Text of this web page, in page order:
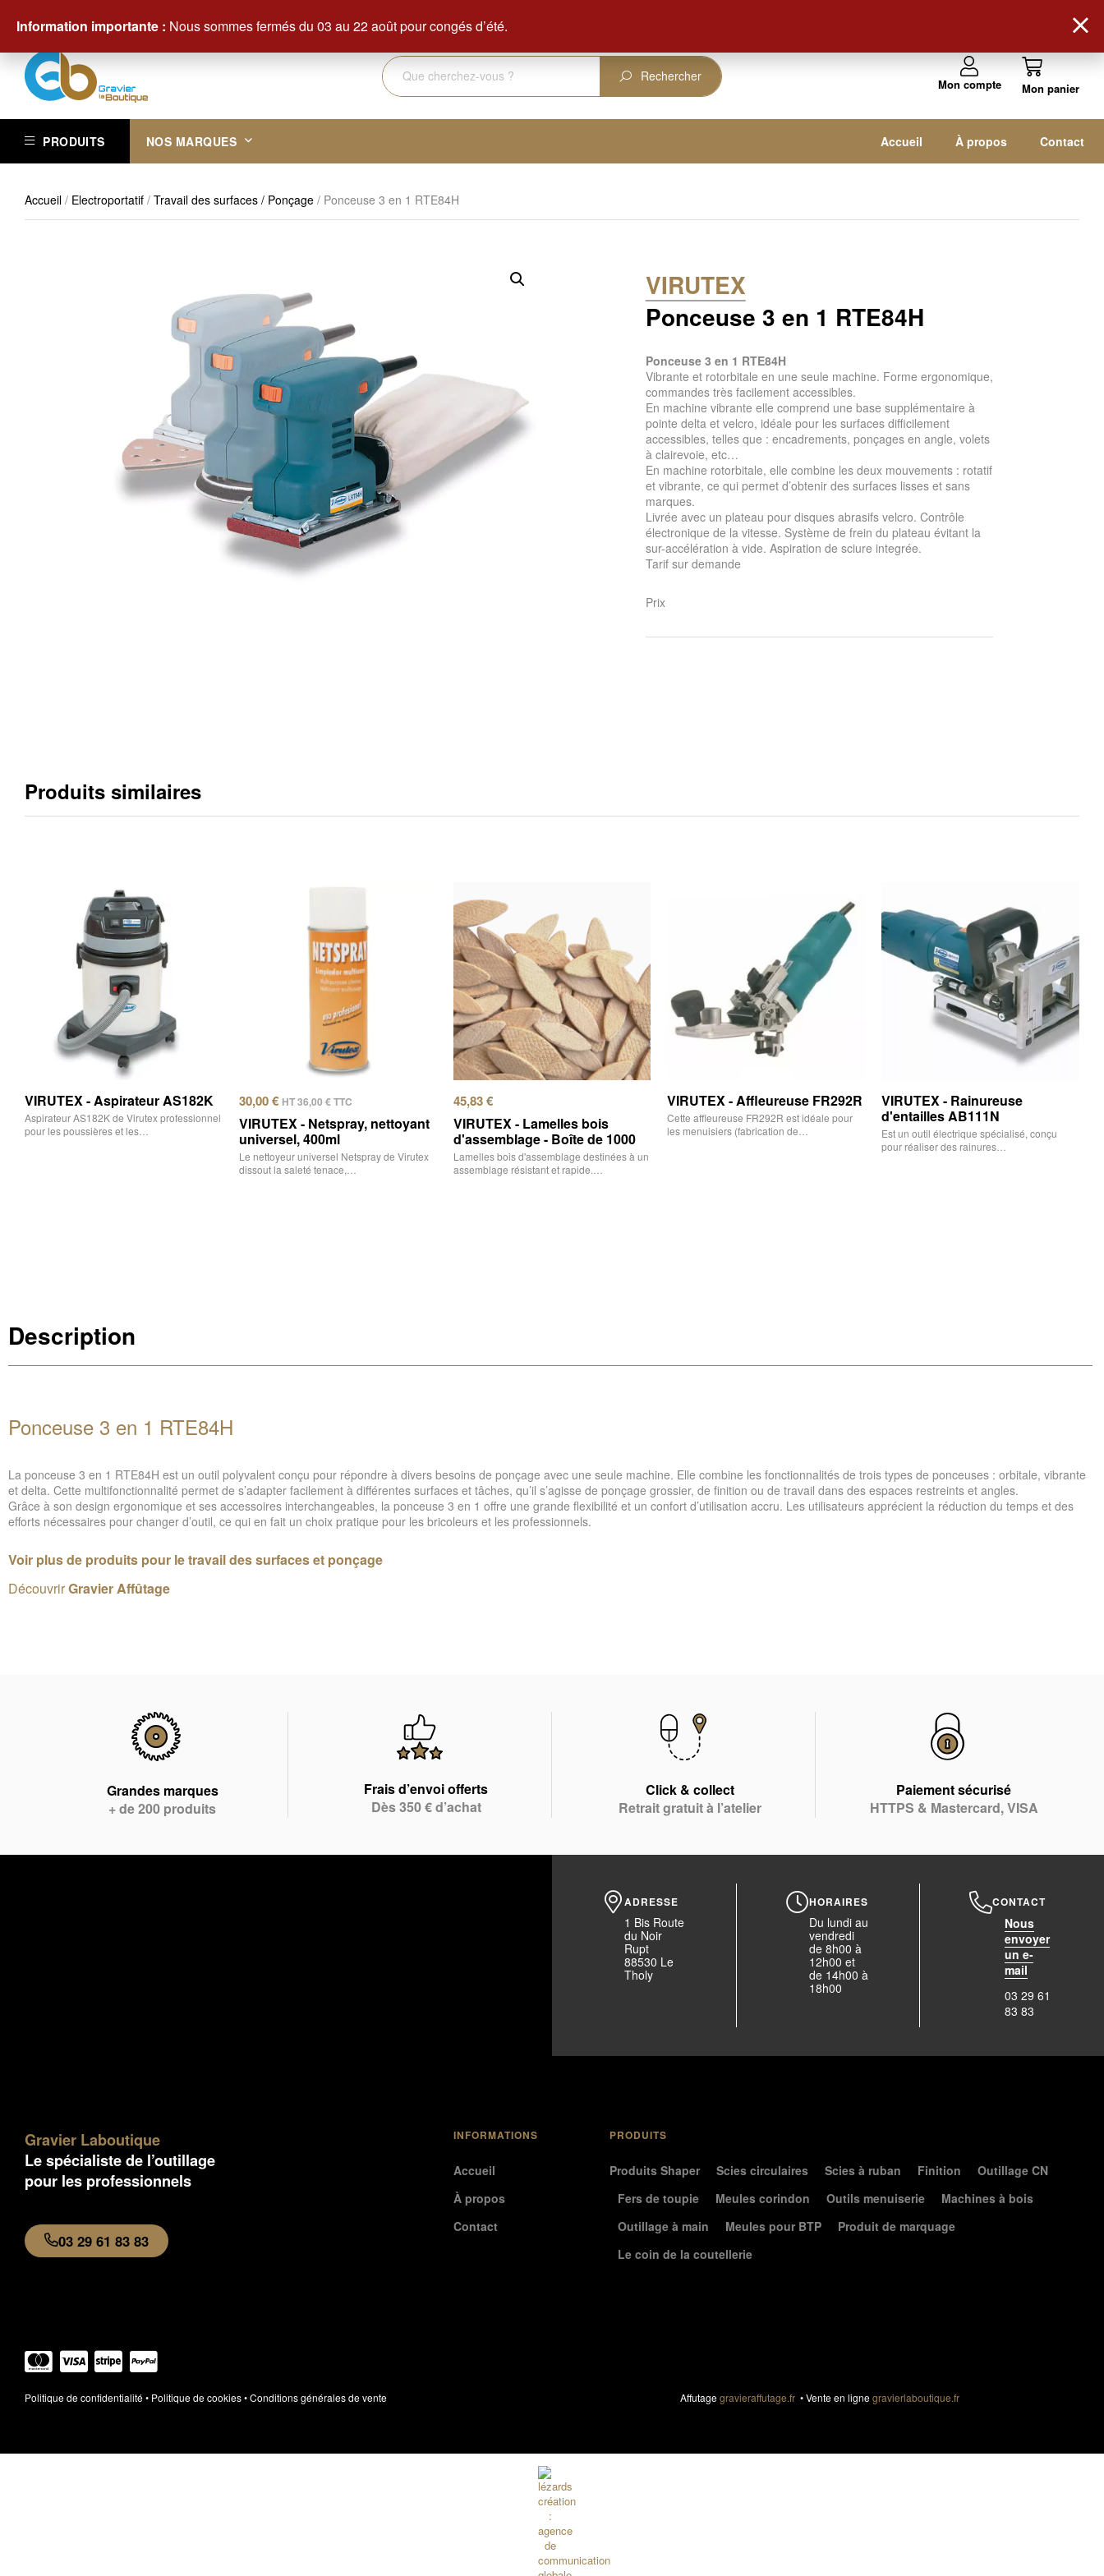
ENVOI GRATUIT DÈS 350 € D'ACHAT
Rechercher Mon compte
PRODUITS NOS MARQUES Accueil À propos Contact
Accueil / Electroportatif / Travail des surfaces / Ponçage / Ponceuse 3 en 1 RTE84H
VIRUTEX
Ponceuse 3 en 1 RTE84H
Ponceuse 3 en 1 RTE84H
Vibrante et rotorbitale en une seule machine. Forme ergonomique,
commandes très facilement accessibles.
En machine vibrante elle comprend une base supplémentaire à
pointe delta et velcro, idéale pour les surfaces difficilement
accessibles, telles que : encadrements, ponçages en angle, volets
à clairevoie, etc…
En machine rotorbitale, elle combine les deux mouvements : rotatif
et vibrante, ce qui permet d’obtenir des surfaces lisses et sans
marques.
Livrée avec un plateau pour disques abrasifs velcro. Contrôle
électronique de la vitesse. Système de frein du plateau évitant la
sur-accélération à vide. Aspiration de sciure integrée.
Tarif sur demande
Prix
Produits similaires
VIRUTEX - Aspirateur AS182K
Aspirateur AS182K de Virutex professionnel
pour les poussières et les…
30,00€ HT36,00 €TTC
VIRUTEX - Netspray, nettoyant
universel, 400ml
Le nettoyeur universel Netspray de Virutex
dissout la saleté tenace,…
45,83€
VIRUTEX - Lamelles bois
d'assemblage - Boîte de 1000
Lamelles bois d'assemblage destinées à un
assemblage résistant et rapide.…
VIRUTEX - Affleureuse FR292R
Cette affleureuse FR292R est idéale pour
les menuisiers (fabrication de…
VIRUTEX - Rainureuse
d'entailles AB111N
Est un outil électrique spécialisé, conçu
pour réaliser des rainures…
Description
Ponceuse 3 en 1 RTE84H
La ponceuse 3 en 1 RTE84H est un outil polyvalent conçu pour répondre à divers besoins de ponçage avec une seule machine. Elle combine les fonctionnalités de trois types de ponceuses : orbitale, vibrante
et delta. Cette multifonctionnalité permet de s’adapter facilement à différentes surfaces et tâches, qu’il s’agisse de ponçage grossier, de finition ou de travail dans des espaces restreints et angles.
Grâce à son design ergonomique et ses accessoires interchangeables, la ponceuse 3 en 1 offre une grande flexibilité et un confort d’utilisation accru. Les utilisateurs apprécient la réduction du temps et des
efforts nécessaires pour changer d’outil, ce qui en fait un choix pratique pour les bricoleurs et les professionnels.
Voir plus de produits pour le travail des surfaces et ponçage
DécouvrirGravier Affûtage
Grandes marques
+ de 200 produits
Frais d’envoi offerts
Dès 350 € d’achat
Click & collect
Retrait gratuit à l’atelier
Paiement sécurisé
HTTPS & Mastercard, VISA
ADRESSE
1 Bis Route
du Noir
Rupt
88530 Le
Tholy
HORAIRES
Du lundi au
vendredi
de 8h00 à
12h00 et
de 14h00 à
18h00
CONTACT
Nous
envoyer
un e-
mail
03 29 61
83 83
Gravier Laboutique
Le spécialiste de l’outillage
pour les professionnels
03 29 61 83 83
INFORMATIONS
Accueil
À propos
Contact
PRODUITS
Produits Shaper Scies circulaires Scies à ruban Finition
Outillage CN
Fers de toupie
Meules corindon Outils menuiserie
Machines à bois
Outillage à main
Meules pour BTP
Produit de marquage
Le coin de la coutellerie
Politique de confidentialité• Politique de cookies•Conditions générales de vente Affutagegravieraffutage.fr • Vente en lignegravierlaboutique.fr
Information importante : Nous sommes fermés du 03 au 22 août pour congés d’été.